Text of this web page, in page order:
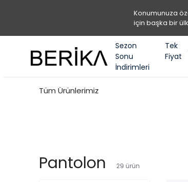
Konumunuza
için başka bir
Sezon
Sonu
İndirimleri
Tek
Fiyat
Tüm Ürünlerimiz
Pantolon 29 ürün